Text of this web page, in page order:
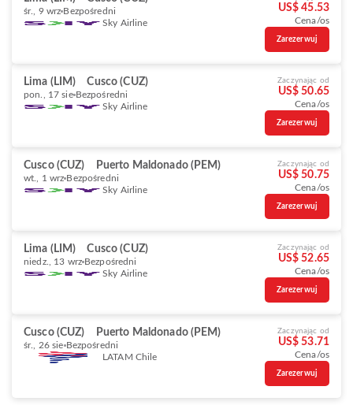
śr., 9 wrz Bezpośredni
Sky Airline
US$ 45.53
Cena/os
Zarezerwuj
Lima (LIM) Cusco (CUZ)
pon., 17 sie Bezpośredni
Sky Airline
Zaczynając od
US$ 50.65
Cena/os
Zarezerwuj
Cusco (CUZ) Puerto Maldonado (PEM)
wt., 1 wrz Bezpośredni
Sky Airline
Zaczynając od
US$ 50.75
Cena/os
Zarezerwuj
Lima (LIM) Cusco (CUZ)
niedz., 13 wrz Bezpośredni
Sky Airline
Zaczynając od
US$ 52.65
Cena/os
Zarezerwuj
Cusco (CUZ) Puerto Maldonado (PEM)
śr., 26 sie Bezpośredni
LATAM Chile
Zaczynając od
US$ 53.71
Cena/os
Zarezerwuj